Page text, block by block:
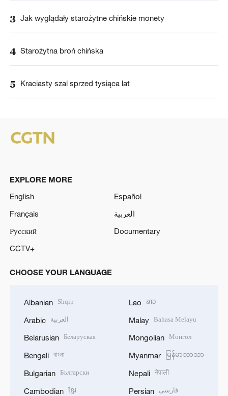
3 Jak wyglądały starożytne chińskie monety
4 Starożytna broń chińska
5 Kraciasty szal sprzed tysiąca lat
EXPLORE MORE
English
Español
Français
العربية
Русский
Documentary
CCTV+
CHOOSE YOUR LANGUAGE
Albanian Shqip
Arabic العربية
Belarusian Беларуская
Bengali বাংলা
Bulgarian Български
Cambodian ខ្មែរ
Lao ລາວ
Malay Bahasa Melayu
Mongolian Монгол
Myanmar မြန်မာဘာသာ
Nepali नेपाली
Persian فارسی